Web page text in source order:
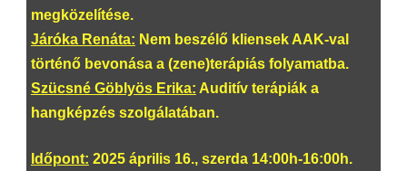
megközelítése.
Járóka Renáta: Nem beszélő kliensek AAK-val
történő bevonása a (zene)terápiás folyamatba.
Szücsné Göblyös Erika: Auditív terápiák a
hangképzés szolgálatában.
Időpont: 2025 április 16., szerda 14:00h-16:00h.